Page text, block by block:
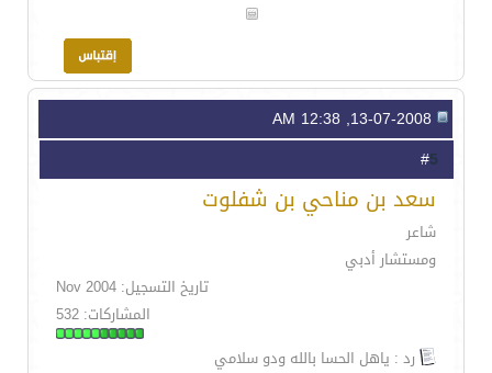
5
سعد بن مناحي بن شفلوت
شاعر
ومستشار أدبي
تاريخ التسجيل: Nov 2004
المشاركات: 532
رد : ياهل الحسا بالله ودو سلامي